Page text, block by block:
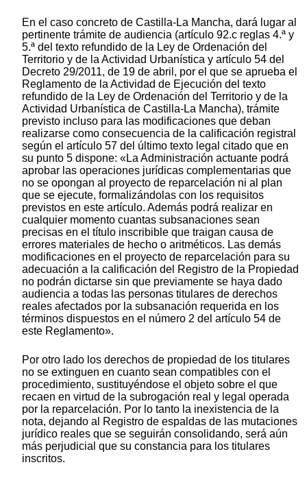
En el caso concreto de Castilla-La Mancha, dará lugar al
pertinente trámite de audiencia (artículo 92.c reglas 4.ª y
5.ª del texto refundido de la Ley de Ordenación del
Territorio y de la Actividad Urbanística y artículo 54 del
Decreto 29/2011, de 19 de abril, por el que se aprueba el
Reglamento de la Actividad de Ejecución del texto
refundido de la Ley de Ordenación del Territorio y de la
Actividad Urbanística de Castilla-La Mancha), trámite
previsto incluso para las modificaciones que deban
realizarse como consecuencia de la calificación registral
según el artículo 57 del último texto legal citado que en
su punto 5 dispone: «La Administración actuante podrá
aprobar las operaciones jurídicas complementarias que
no se opongan al proyecto de reparcelación ni al plan
que se ejecute, formalizándolas con los requisitos
previstos en este artículo. Además podrá realizar en
cualquier momento cuantas subsanaciones sean
precisas en el título inscribible que traigan causa de
errores materiales de hecho o aritméticos. Las demás
modificaciones en el proyecto de reparcelación para su
adecuación a la calificación del Registro de la Propiedad
no podrán dictarse sin que previamente se haya dado
audiencia a todas las personas titulares de derechos
reales afectados por la subsanación requerida en los
términos dispuestos en el número 2 del artículo 54 de
este Reglamento».
Por otro lado los derechos de propiedad de los titulares
no se extinguen en cuanto sean compatibles con el
procedimiento, sustituyéndose el objeto sobre el que
recaen en virtud de la subrogación real y legal operada
por la reparcelación. Por lo tanto la inexistencia de la
nota, dejando al Registro de espaldas de las mutaciones
jurídico reales que se seguirán consolidando, será aún
más perjudicial que su constancia para los titulares
inscritos.